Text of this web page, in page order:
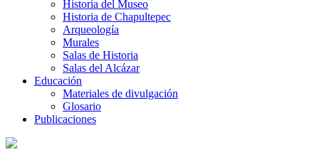
Historia del Museo
Historia de Chapultepec
Arqueología
Murales
Salas de Historia
Salas del Alcázar
Educación
Materiales de divulgación
Glosario
Publicaciones